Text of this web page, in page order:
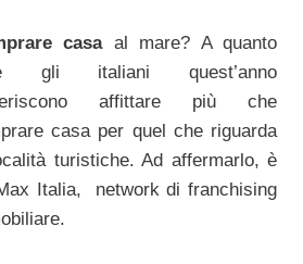
casaal mare? A quanto
gli italiani quest’anno
affittare più che
casa per quel che riguarda
turistiche. Ad affermarlo, è
Italia, network di franchising